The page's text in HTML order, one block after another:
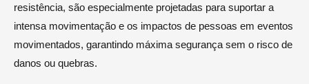
resistência, são especialmente projetadas para suportar a
intensa movimentação e os impactos de pessoas em eventos
movimentados, garantindo máxima segurança sem o risco de
danos ou quebras.